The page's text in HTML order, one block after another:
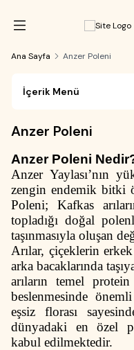
Ana Sayfa Anzer Poleni
İçerik Menü
Anzer Poleni
Anzer Poleni
Anzer Yaylası’nın
zengin endemik bitki
Poleni; Kafkas
topladığı doğal
taşınmasıyla oluşan
Arılar, çiçeklerin
arka bacaklarında
arıların temel
beslenmesinde
eşsiz florası
dünyadaki en özel
kabul edilmektedir.